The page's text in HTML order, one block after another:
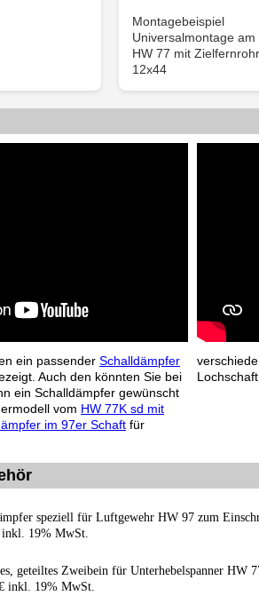
Montagebeispiel
Universalmontage
HW 77 mit
12x44
ein passender Schalldämpfer
Auch den könnten Sie bei
ein Schalldämpfer gewünscht
vom HW 77K sd mit
im 97er Schaft für
Lochschaft
speziell für Luftgewehr HW 97 zum
inkl. 19% MwSt.
geteiltes Zweibein für Unterhebelspanner HW
inkl. 19% MwSt.